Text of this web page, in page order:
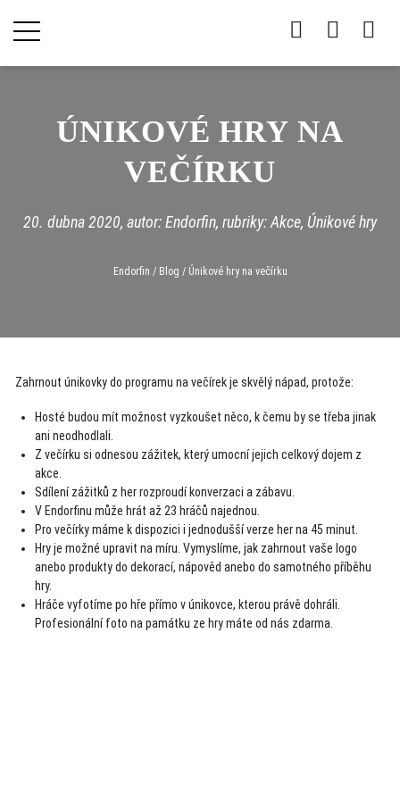
ÚNIKOVÉ HRY NA
VEČÍRKU
20. dubna 2020, autor: Endorfin, rubriky:Akce, Únikové hry
Endorfin / Blog / Únikové hry na večírku
Zahrnout únikovky do programu na večírek je skvělý nápad, protože:
Hosté budou mít možnost vyzkoušet něco, k čemu by se třeba jinak
ani neodhodlali.
Z večírku si odnesou zážitek, který umocní jejich celkový dojem z
akce.
Sdílení zážitků z her rozproudí konverzaci a zábavu.
V Endorfinu může hrát až 23 hráčů najednou.
Pro večírky máme k dispozici i jednodušší verze her na 45 minut.
Hry je možné upravit na míru. Vymyslíme, jak zahrnout vaše logo
anebo produkty do dekorací, nápověd anebo do samotného příběhu
hry.
Hráče vyfotíme po hře přímo v únikovce, kterou právě dohráli.
Profesionální foto na památku ze hry máte od nás zdarma.